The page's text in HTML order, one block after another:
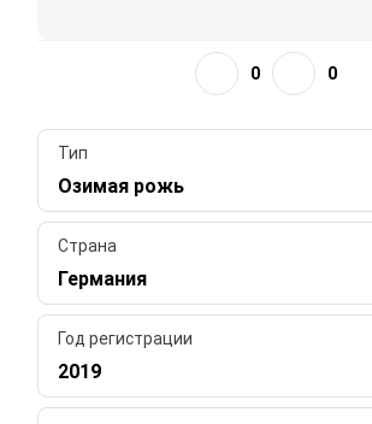
0 0
Тип
Озимая рожь
Страна
Германия
Год регистрации
2019